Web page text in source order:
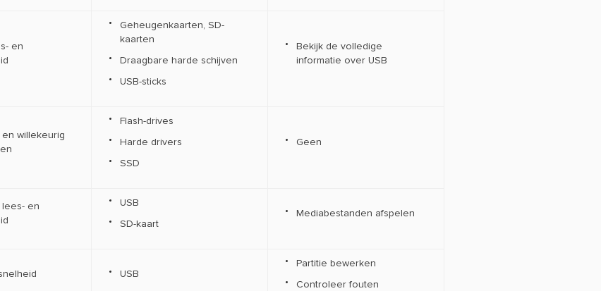
en
Geheugenkaarten, SD-
kaarten
Draagbare harde schijven
USB-sticks
Bekijk de volledige
informatie over USB
willekeurig
Flash-drives
Harde drivers
SSD
Geen
en
USB
SD-kaart
Mediabestanden afspelen
USB
Partitie bewerken
Controleer fouten